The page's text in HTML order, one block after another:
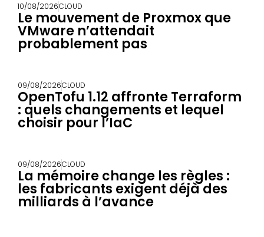
10/08/2026CLOUD
Le mouvement de Proxmox que
VMware n’attendait
probablement pas
09/08/2026CLOUD
OpenTofu 1.12 affronte Terraform
: quels changements et lequel
choisir pour l’IaC
09/08/2026CLOUD
La mémoire change les règles :
les fabricants exigent déjà des
milliards à l’avance